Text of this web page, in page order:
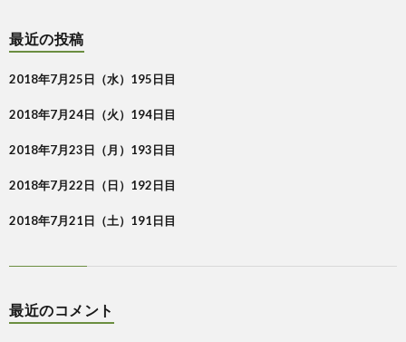
最近の投稿
2018年7月25日（水）195日目
2018年7月24日（火）194日目
2018年7月23日（月）193日目
2018年7月22日（日）192日目
2018年7月21日（土）191日目
最近のコメント